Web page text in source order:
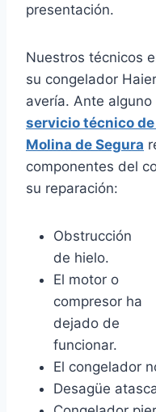
presentación.
Nuestros técnicos
su congelador
avería. Ante
servicio técnico
Molina de Segura
componentes del
su reparación:
Obstrucción
de hielo.
El motor o
compresor ha
dejado de
funcionar.
El congelador
Desagüe